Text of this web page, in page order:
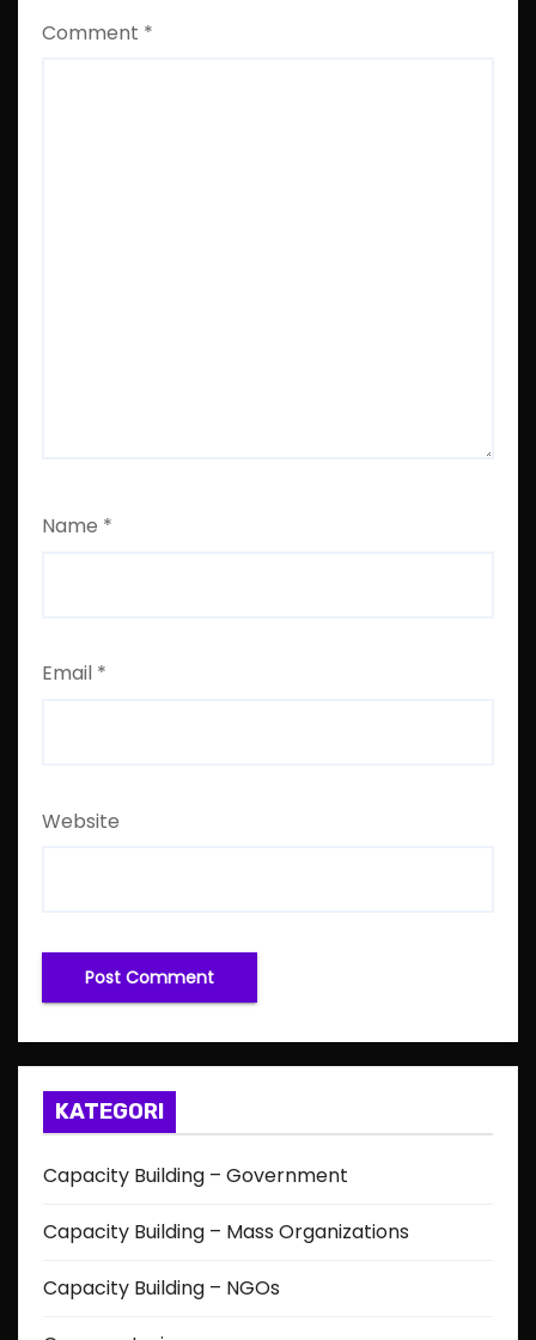
Comment *
Name *
Email *
Website
KATEGORI
Capacity Building – Government
Capacity Building – Mass Organizations
Capacity Building – NGOs